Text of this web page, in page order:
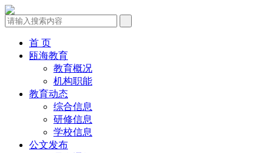
首 页
瓯海教育
教育概况
机构职能
教育动态
综合信息
研修信息
学校信息
公文发布